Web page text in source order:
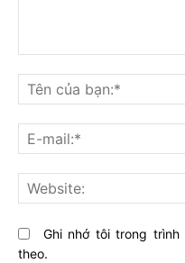
nghĩ
gì
về
bài
viết
này?
Ghi nhớ tôi trong
theo.